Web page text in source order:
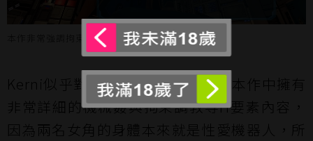
本作非常強調拘束調教等H要素。
Kerni似乎對BDSM題材情有獨鍾，本作中擁有
非常詳細的機械姦與拘束調教等H要素內容，
因為兩名女角的身體本來就是性愛機器人，所